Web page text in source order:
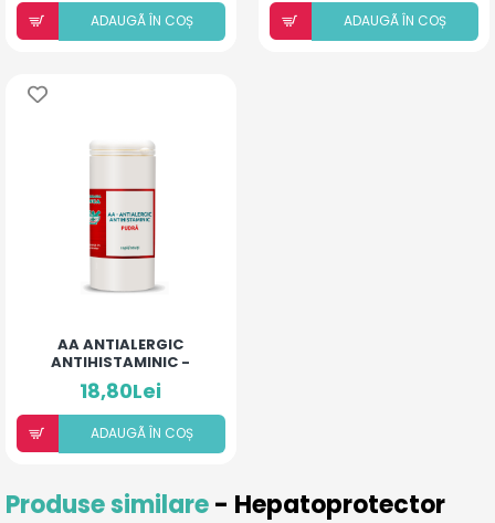
ADAUGÃ ÎN COȘ ADAUGÃ ÎN COȘ
AA ANTIALERGIC
ANTIHISTAMINIC -
PUDRĂ PENTRU COPII ȘI
ADULȚI
18,80Lei
ADAUGÃ ÎN COȘ
Produse similare- Hepatoprotector